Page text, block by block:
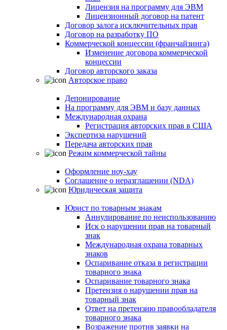
Лицензия на программу для ЭВМ
Лицензионный договор на патент
Договор залога исключительных прав
Договор на разработку ПО
Коммерческой концессии (франчайзинга)
Изменение договора коммерческой
концессии
Договор авторского заказа
Авторское право
Депонирование
На программу для ЭВМ и базу данных
Международная охрана
Регистрация авторских прав в США
Экспертиза нарушений
Передача авторских прав
Режим коммерческой тайны
Оформление ноу-хау
Соглашение о неразглашении (NDA)
Юридическая защита
Юрист по товарным знакам
Аннулирование по неиспользованию
Иск о нарушении прав на товарный
знак
Международная охрана товарных
знаков
Оспаривание отказа в регистрации
товарного знака
Оспаривание товарного знака
Претензия о нарушении прав на
товарный знак
Ответ на претензию правообладателя
товарного знака
Возражение против заявки на